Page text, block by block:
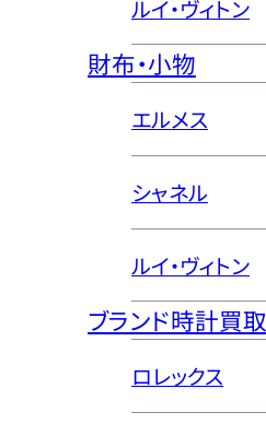
ルイ・ヴィトン
財布・小物
エルメス
シャネル
ルイ・ヴィトン
ブランド時計買取
ロレックス